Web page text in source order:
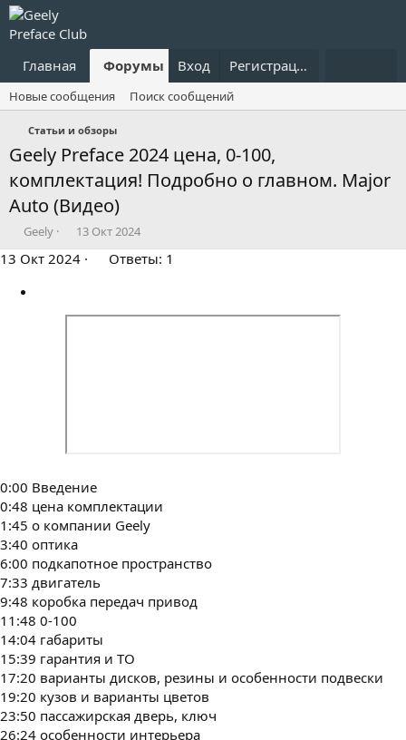
Главная Форумы Что нового?
Вход Регистрация
Новые сообщения Поиск сообщений
Статьи и обзоры
Geely Preface 2024 цена, 0-100,
комплектация! Подробно о главном. Major
Auto (Видео)
А
в
т
р
Geely
Д
а
т
а
13 Окт 2024
13 Окт 2024 Ответы: 1
0:00 Введение
0:48 цена комплектации
1:45 о компании Geely
3:40 оптика
6:00 подкапотное пространство
7:33 двигатель
9:48 коробка передач привод
11:48 0-100
14:04 габариты
15:39 гарантия и ТО
17:20 варианты дисков, резины и особенности подвески
19:20 кузов и варианты цветов
23:50 пассажирская дверь, ключ
26:24 особенности интерьера